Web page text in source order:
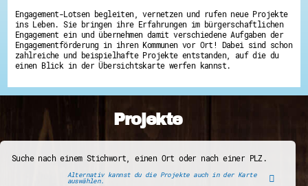
Engagement-Lotsen begleiten, vernetzen und rufen neue Projekte
ins Leben. Sie bringen ihre Erfahrungen im bürgerschaftlichen
Engagement ein und übernehmen damit verschiedene Aufgaben der
Engagementförderung in ihren Kommunen vor Ort! Dabei sind schon
zahlreiche und beispielhafte Projekte entstanden, auf die du
einen Blick in der Übersichtskarte werfen kannst.
Projekte
Suche nach einem Stichwort, einen Ort oder nach einer PLZ.
Alternativ kannst du die Projekte auch in der Karte
auswählen.